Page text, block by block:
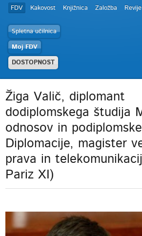
FDV Kakovost Knjižnica Založba Revije
Spletna učilnica
Moj FDV
DOSTOPNOST
Žiga Valič, diplomant
dodiplomskega študija
odnosov in
Diplomacije, magister
prava in
Pariz XI)